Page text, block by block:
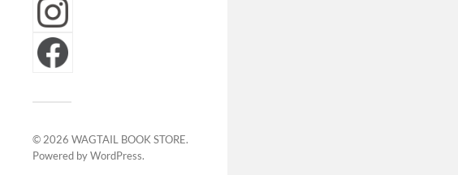
© 2026 WAGTAIL BOOK STORE.
Powered byWordPress.